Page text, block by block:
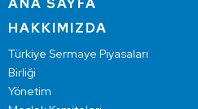
ANA SAYFA
HAKKIMIZDA
Türkiye Sermaye Piyasaları
Birliği
Yönetim